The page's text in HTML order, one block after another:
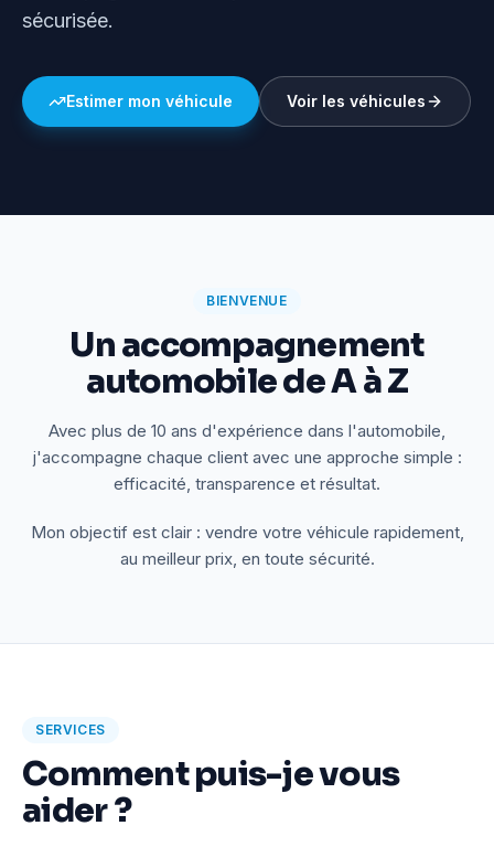
sécurisée.
Estimer mon véhicule Voir les véhicules
BIENVENUE
Un accompagnement
automobile de A à Z
Avec plus de 10 ans d'expérience dans l'automobile,
j'accompagne chaque client avec une approche simple :
efficacité, transparence et résultat.
Mon objectif est clair : vendre votre véhicule rapidement,
au meilleur prix, en toute sécurité.
SERVICES
Comment puis-je vous
aider ?